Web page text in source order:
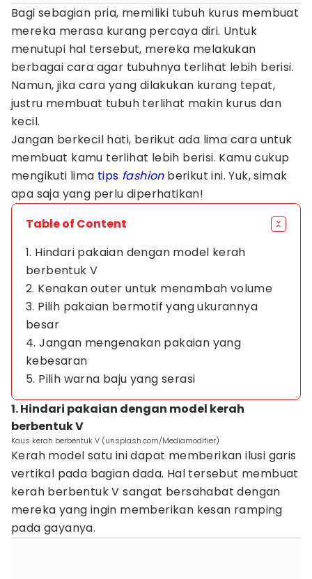
Bagi sebagian pria, memiliki tubuh kurus membuat
mereka merasa kurang percaya diri. Untuk
menutupi hal tersebut, mereka melakukan
berbagai cara agar tubuhnya terlihat lebih berisi.
Namun, jika cara yang dilakukan kurang tepat,
justru membuat tubuh terlihat makin kurus dan
kecil.
Jangan berkecil hati, berikut ada lima cara untuk
membuat kamu terlihat lebih berisi. Kamu cukup
mengikuti lima tips fashionberikut ini. Yuk, simak
apa saja yang perlu diperhatikan!
Table of Content
1. Hindari pakaian dengan model kerah
berbentuk V
2. Kenakan outer untuk menambah volume
3. Pilih pakaian bermotif yang ukurannya
besar
4. Jangan mengenakan pakaian yang
kebesaran
5. Pilih warna baju yang serasi
1. Hindari pakaian dengan model kerah
berbentuk V
Kaus kerah berbentuk V (unsplash.com/Mediamodifier)
Kerah model satu ini dapat memberikan ilusi garis
vertikal pada bagian dada. Hal tersebut membuat
kerah berbentuk V sangat bersahabat dengan
mereka yang ingin memberikan kesan ramping
pada gayanya.